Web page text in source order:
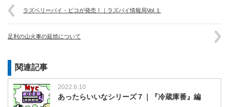
ラズベリーパイ・ピコが発売！｜ラズパイ情報局Vol.１
足利の山火事の延焼について
関連記事
2022.6.10
あったらいいなシリーズ７｜『冷蔵庫番』編